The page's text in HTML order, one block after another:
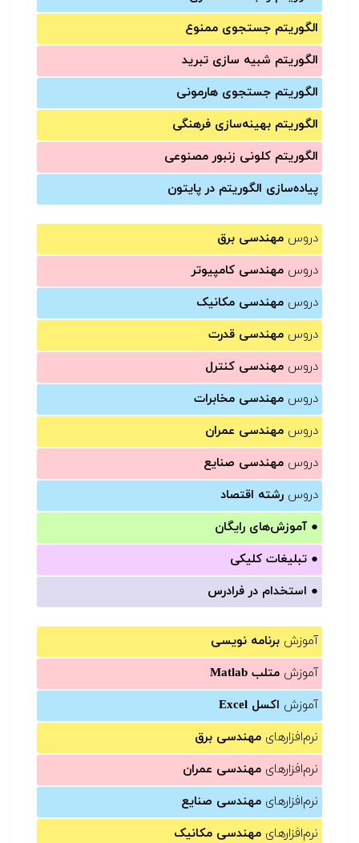
الگوریتم جستجوی ممنوع
الگوریتم شبیه سازی تبرید
الگوریتم جستجوی هارمونی
الگوریتم بهینه‌سازی فرهنگی
الگوریتم کلونی زنبور مصنوعی
پیاده‌سازی الگوریتم در پایتون
دروس مهندسی برق
دروس مهندسی کامپیوتر
دروس مهندسی مکانیک
دروس مهندسی قدرت
دروس مهندسی کنترل
دروس مهندسی مخابرات
دروس مهندسی عمران
دروس مهندسی صنایع
دروس رشته اقتصاد
● آموزش‌های رایگان
● تبلیغات کلیکی
● استخدام در فرادرس
آموزش برنامه نویسی
آموزش متلب Matlab
آموزش اکسل Excel
نرم‌افزارهای مهندسی برق
نرم‌افزارهای مهندسی عمران
نرم‌افزارهای مهندسی صنایع
نرم‌افزارهای مهندسی مکانیک